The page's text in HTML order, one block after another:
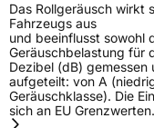
Das Rollgeräusch wirkt
Fahrzeugs aus
und beeinflusst sowohl
Geräuschbelastung für
Dezibel (dB) gemessen
aufgeteilt: von A
Geräuschklasse). Die
sich an EU Grenzwerten.